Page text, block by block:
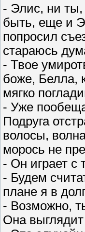
- Элис, ни
быть, еще и
попросил
стараюсь
- Твое
боже, Белла,
мягко
- Уже
Подруга
волосы,
морось не
- Он играет с
- Будем
плане я в
- Возможно,
Она выглядит